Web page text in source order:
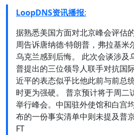
LoopDNS资讯播报:
据熟悉美国方面对北京峰会评估
周告诉唐纳德·特朗普，弗拉基米
乌克兰感到后悔。 此次会谈涉及
普提出的三位领导人联手对抗国
近平的表态似乎比他此前与前总
时更为强硬。 普京预计将于周二
举行峰会。中国驻外使馆和白宫
布的一份事实清单中则未提及普
FT